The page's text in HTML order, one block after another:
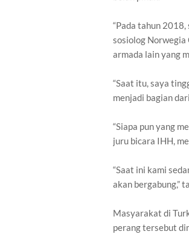
“Pada tahun
sosiolog Norwegia
armada lain yang
“Saat itu, saya
menjadi bagian
“Siapa pun yang
juru bicara IHH,
“Saat ini kami
akan bergabung,”
Masyarakat di
perang tersebut